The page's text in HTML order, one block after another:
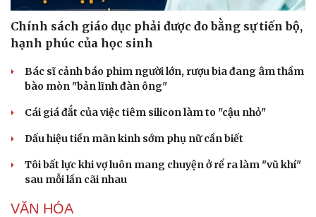
Chính sách giáo dục phải được đo bằng sự tiến bộ,
hạnh phúc của học sinh
Bác sĩ cảnh báo phim người lớn, rượu bia đang âm thầm
bào mòn "bản lĩnh đàn ông"
Cái giá đắt của việc tiêm silicon làm to "cậu nhỏ"
Dấu hiệu tiền mãn kinh sớm phụ nữ cần biết
Tôi bất lực khi vợ luôn mang chuyện ở rể ra làm "vũ khí"
sau mỗi lần cãi nhau
VĂN HÓA